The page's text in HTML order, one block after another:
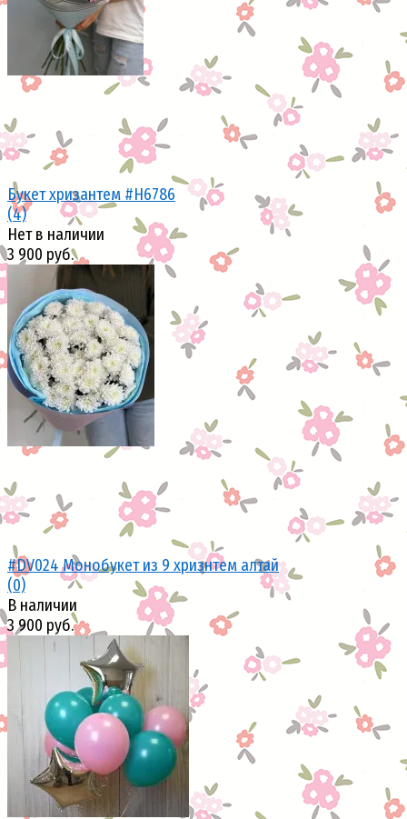
избранное сравнить
Букет хризантем #H6786
(4)
Нет в наличии
3 900 руб.
избранное сравнить
#DV024 Монобукет из 9 хризнтем алтай
(0)
В наличии
3 900 руб.